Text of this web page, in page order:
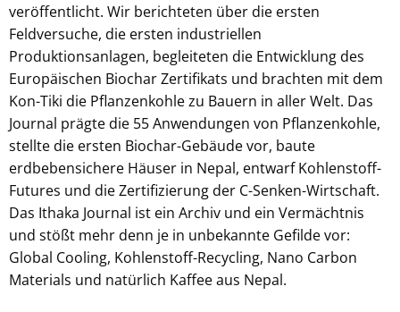
veröffentlicht. Wir berichteten über die ersten
Feldversuche, die ersten industriellen
Produktionsanlagen, begleiteten die Entwicklung des
Europäischen Biochar Zertifikats und brachten mit dem
Kon-Tiki die Pflanzenkohle zu Bauern in aller Welt. Das
Journal prägte die 55 Anwendungen von Pflanzenkohle,
stellte die ersten Biochar-Gebäude vor, baute
erdbebensichere Häuser in Nepal, entwarf Kohlenstoff-
Futures und die Zertifizierung der C-Senken-Wirtschaft.
Das Ithaka Journal ist ein Archiv und ein Vermächtnis
und stößt mehr denn je in unbekannte Gefilde vor:
Global Cooling, Kohlenstoff-Recycling, Nano Carbon
Materials und natürlich Kaffee aus Nepal.